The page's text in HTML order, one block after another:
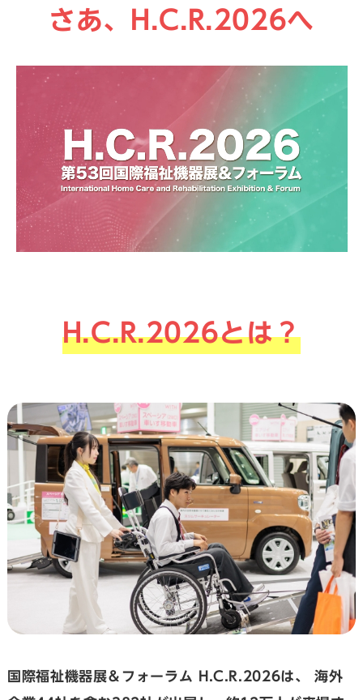
さあ、H.C.R.2026へ
H.C.R.2026とは？
国際福祉機器展＆フォーラム H.C.R.2026は、
海外